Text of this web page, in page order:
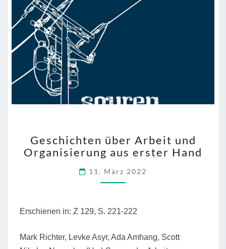
der
GAG”
ÜBER
ARBEIT
ORGANISIERUNG
AUS
HAND
Geschichten über Arbeit und
Organisierung aus erster Hand
11. März 2022
Erschienen in: Z 129, S. 221-222
Mark Richter, Levke Asyr, Ada Amhang, Scott